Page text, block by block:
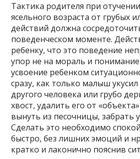
Тактика родителя при
ясельного возраста от грубых
действий должна
поведенческом моменте.
ребенку, что это поведение
упор не на мораль и понимание
усвоение ребенком
сразу, как только малыш укусил
другого человека или грубо
хвост, удалить его от
вынуть из песочницы, забрать
Сделать это необходимо
быстро, без лишних эмоций и
кратко и лаконично пояснив